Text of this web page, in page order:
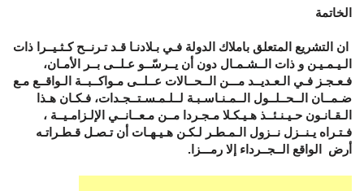
الخاتمة
ان التشريع المتعلق باملاك الدولة فـي بـلادنـا قـد تـرنــح كـثـيــرا ذات
الـيـمـيـن و ذات الــشـمـال دون أن يــرسّــو عـلــى بــر الأمـان،
فـعـجـز فـي الـعـديــد مـــن الــحــالات عــلــى مـواكــبــة الـواقــع مـع
ضـمــان الــحــلــول الــمـنـاسـبـة لــلـمـسـتــجـدات، فـكـان هـذا
الـقـانـون حـيـنـئــذ هـيـكـلا مـجـردا مــن مـعــانــي الإلـزامـيــة ،
فـتـراه يـنــزل نــزول الـمـطـر لـكـن هـيـهـات أن تـصـل قـطـراتـه
أرض الواقع الــجــرداء إلا رمـــزا.